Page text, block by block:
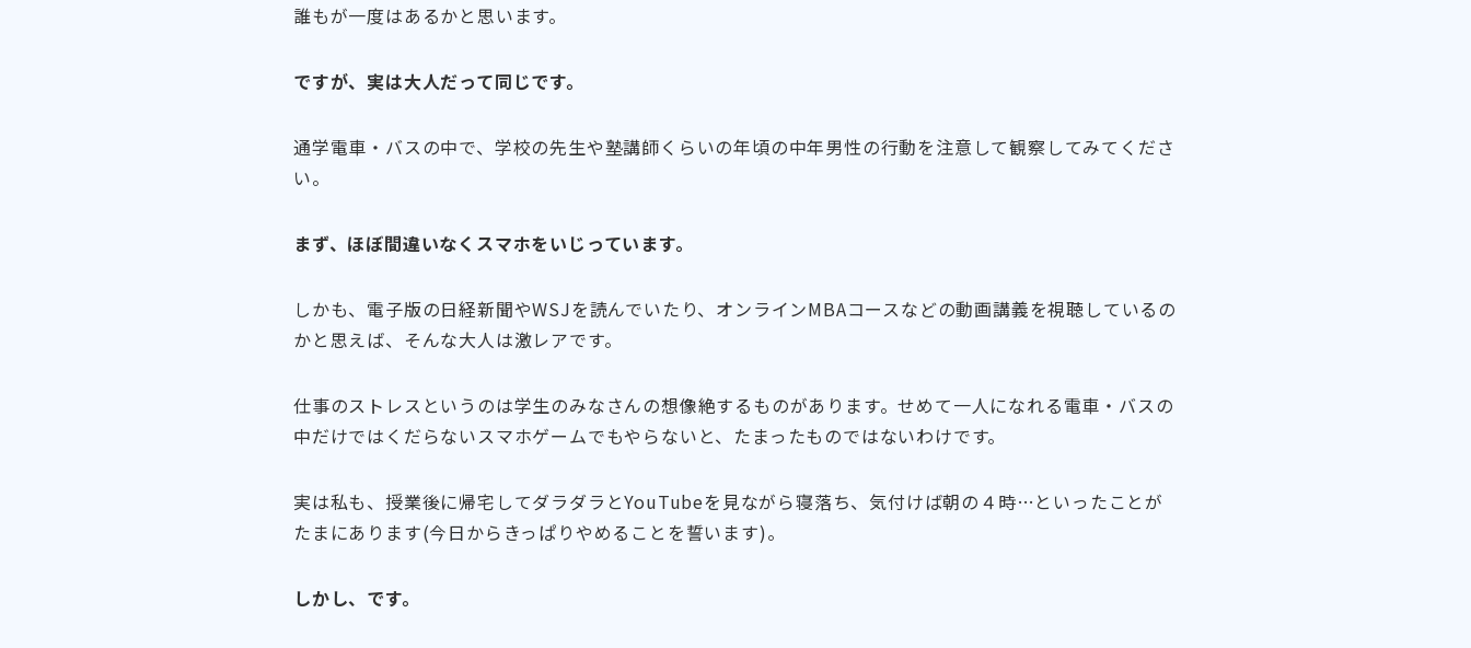
誰もが一度はあるかと思います。
ですが、実は大人だって同じです。
通学電車・バスの中で、学校の先生や塾講師くらいの年頃の中年男性の行動を注意して観察してみてくださ
い。
まず、ほぼ間違いなくスマホをいじっています。
しかも、電子版の日経新聞やWSJを読んでいたり、オンラインMBAコースなどの動画講義を視聴しているの
かと思えば、そんな大人は激レアです。
仕事のストレスというのは学生のみなさんの想像絶するものがあります。せめて一人になれる電車・バスの
中だけではくだらないスマホゲームでもやらないと、たまったものではないわけです。
実は私も、授業後に帰宅してダラダラとYouTubeを見ながら寝落ち、気付けば朝の４時…といったことが
たまにあります(今日からきっぱりやめることを誓います)。
しかし、です。